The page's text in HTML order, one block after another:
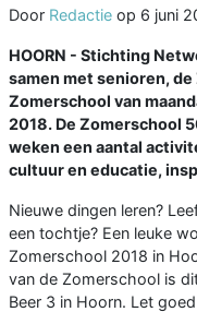
Door Redactie op 6 juni
HOORN - Stichting
samen met senioren,
Zomerschool van
2018. De Zomerschool
weken een aantal
cultuur en educatie,
Nieuwe dingen leren?
een tochtje? Een leuke
Zomerschool 2018 in
van de Zomerschool is
Beer 3 in Hoorn. Let